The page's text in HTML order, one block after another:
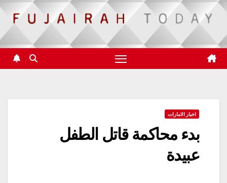
اخبار الامارات
بدء محاكمة قاتل الطفل
عبيدة